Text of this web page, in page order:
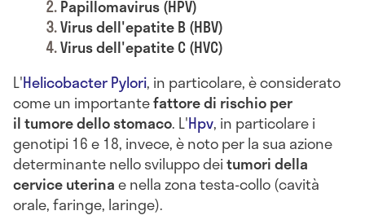
Papillomavirus (HPV)
Virus dell'epatite B (HBV)
Virus dell'epatite C (HVC)
L'Helicobacter Pylori, in particolare, è considerato
come un importantefattore di rischio per
iltumore dello stomaco. L'Hpv, in particolare i
genotipi 16 e 18, invece, è noto per la sua azione
determinante nello sviluppo deitumori della
cervice uterinae nella zona testa-collo (cavità
orale, faringe, laringe).